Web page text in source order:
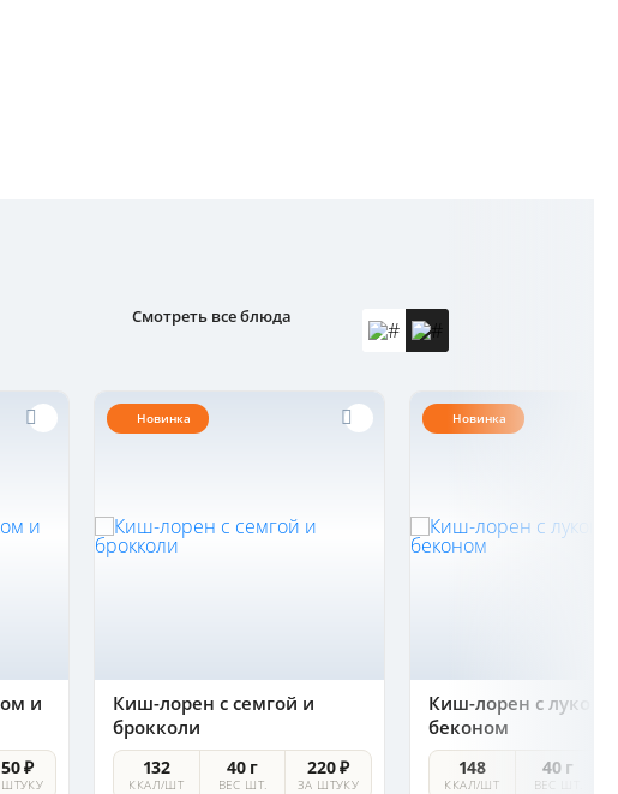
Смотреть все блюда
и
₽
Новинка
Киш-лорен с семгой и
брокколи
132
ККАЛ/ШТ
40 г
ВЕС ШТ.
220 ₽
ЗА ШТУКУ
Новинка
Киш-лорен с луком-
беконом
148
ККАЛ/ШТ
40 г
ВЕС ШТ.